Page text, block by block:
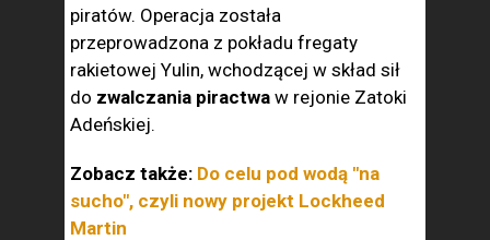
piratów. Operacja została
przeprowadzona z pokładu fregaty
rakietowej Yulin, wchodzącej w skład sił
do zwalczania piractwa w rejonie Zatoki
Adeńskiej.
Zobacz także: Do celu pod wodą "na
sucho", czyli nowy projekt Lockheed
Martin